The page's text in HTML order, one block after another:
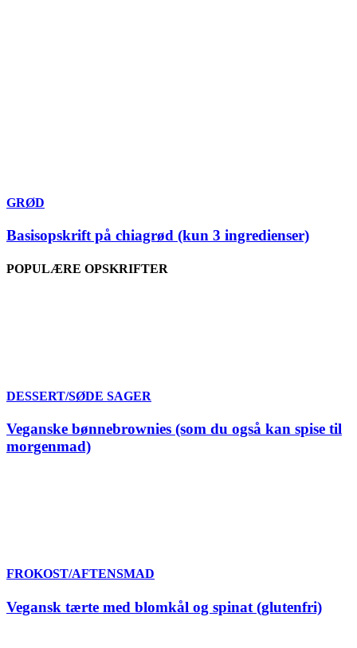
GRØD
Basisopskrift på chiagrød (kun 3 ingredienser)
POPULÆRE OPSKRIFTER
DESSERT/SØDE SAGER
Veganske bønnebrownies (som du også kan spise til
morgenmad)
FROKOST/AFTENSMAD
Vegansk tærte med blomkål og spinat (glutenfri)